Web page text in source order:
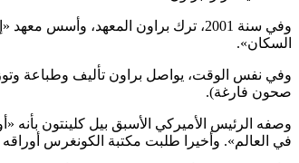
وفي سنة 2001، ترك براون المعهد،
السكان».
وفي نفس الوقت، يواصل براون تأليف وطباعة
صحون فارغة).
وصفه الرئيس الأميركي الأسبق بيل كلينتون
في العالم». وأخيرا طلبت مكتبة الكونغرس